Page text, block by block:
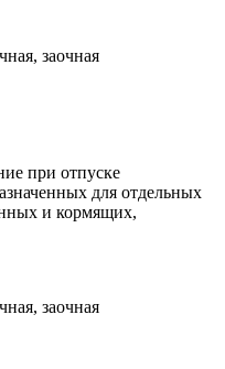
заочная
при отпуске
для отдельных
и кормящих,
заочная